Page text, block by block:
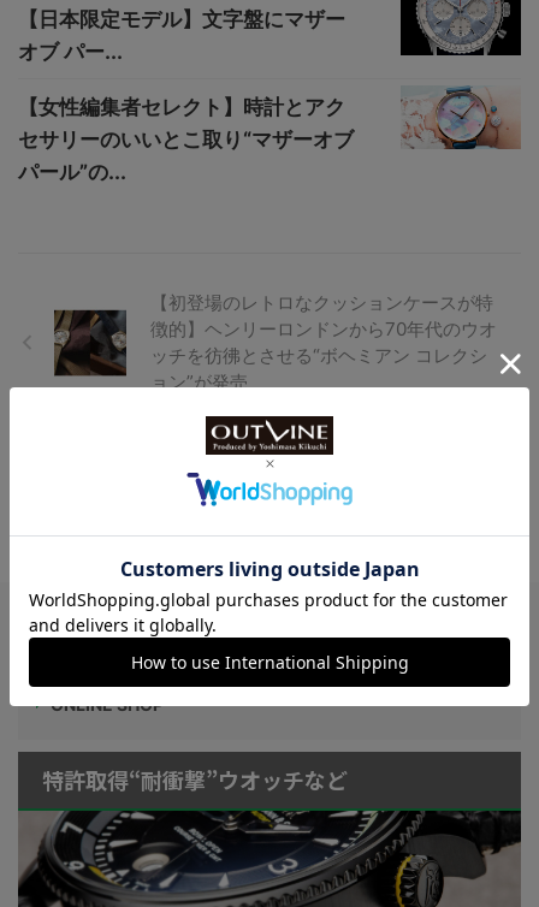
【日本限定モデル】文字盤にマザー
オブ パー...
【女性編集者セレクト】時計とアク
セサリーのいいとこ取り“マザーオブ
パール”の...
【初登場のレトロなクッションケースが特
徴的】ヘンリーロンドンから70年代のウオ
ッチを彷彿とさせる“ボヘミアン コレクシ
ョン”が発売
アウトライン コンプレダイバー1960・ブラック｜Div
ers1960（BLACK）Cal.MIYOTA9015
LowBEAT Marketplace
ONLINE SHOP
特許取得“耐衝撃”ウオッチなど